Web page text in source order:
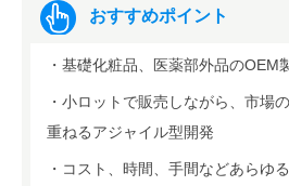
ム追加など柔軟に対
粧品OEMメーカー
おすすめポイント
・基礎化粧品、医薬部外品のOEM
・小ロットで販売しながら、市場
重ねるアジャイル型開発
・コスト、時間、手間などあらゆ